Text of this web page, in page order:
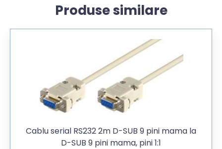
Produse similare
Cablu serial RS232 2m D-SUB 9 pini mama la
D-SUB 9 pini mama, pini 1:1